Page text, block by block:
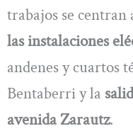
trabajos se centran
las instalaciones
andenes y cuartos
Bentaberri y la
avenida Zarautz.